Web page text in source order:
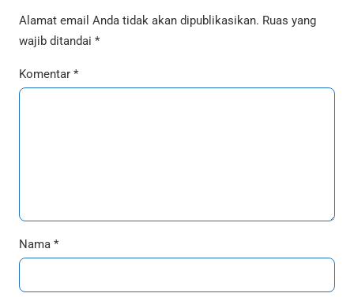
Alamat email Anda tidak akan dipublikasikan. Ruas yang
wajib ditandai *
Komentar *
Nama *